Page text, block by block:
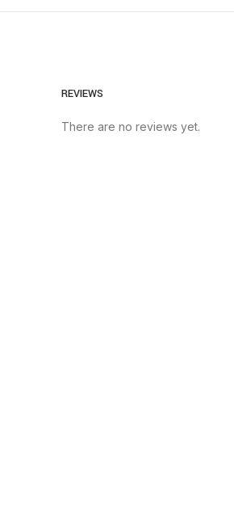
REVIEWS
There are no reviews yet.